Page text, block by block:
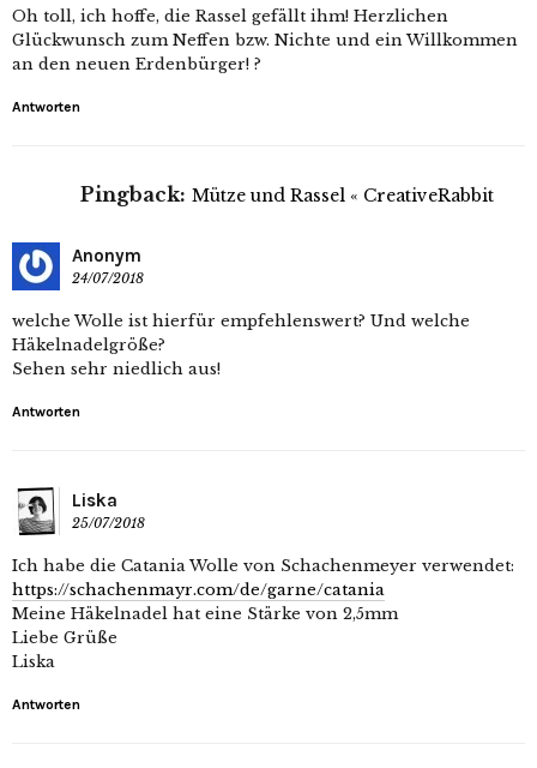
Oh toll, ich hoffe, die Rassel gefällt ihm! Herzlichen
Glückwunsch zum Neffen bzw. Nichte und ein Willkommen
an den neuen Erdenbürger! ?
Antworten
Pingback: Mütze und Rassel « CreativeRabbit
Anonym
24/07/2018
welche Wolle ist hierfür empfehlenswert? Und welche
Häkelnadelgröße?
Sehen sehr niedlich aus!
Antworten
Liska
25/07/2018
Ich habe die Catania Wolle von Schachenmeyer verwendet:
https://schachenmayr.com/de/garne/catania
Meine Häkelnadel hat eine Stärke von 2,5mm
Liebe Grüße
Liska
Antworten